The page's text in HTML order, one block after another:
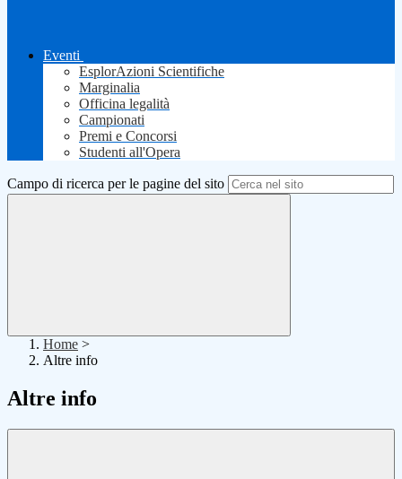
Eventi
EsplorAzioni Scientifiche
Marginalia
Officina legalità
Campionati
Premi e Concorsi
Studenti all'Opera
Campo di ricerca per le pagine del sito
Home >
Altre info
Altre info